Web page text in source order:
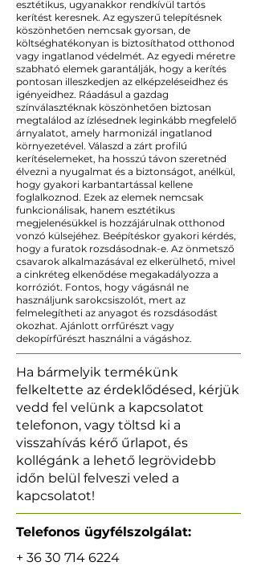
esztétikus, ugyanakkor rendkívül tartós
kerítést keresnek. Az egyszerű telepítésnek
köszönhetően nemcsak gyorsan, de
költséghatékonyan is biztosíthatod otthonod
vagy ingatlanod védelmét. Az egyedi méretre
szabható elemek garantálják, hogy a kerítés
pontosan illeszkedjen az elképzeléseidhez és
igényeidhez. Ráadásul a gazdag
színválasztéknak köszönhetően biztosan
megtalálod az ízlésednek leginkább megfelelő
árnyalatot, amely harmonizál ingatlanod
környezetével. Válaszd a zárt profilú
kerítéselemeket, ha hosszú távon szeretnéd
élvezni a nyugalmat és a biztonságot, anélkül,
hogy gyakori karbantartással kellene
foglalkoznod. Ezek az elemek nemcsak
funkcionálisak, hanem esztétikus
megjelenésükkel is hozzájárulnak otthonod
vonzó külsejéhez. Beépítéskor gyakori kérdés,
hogy a furatok rozsdásodnak-e. Az önmetsző
csavarok alkalmazásával ez elkerülhető, mivel
a cinkréteg elkenődése megakadályozza a
korróziót. Fontos, hogy vágásnál ne
használjunk sarokcsiszolót, mert az
felmelegítheti az anyagot és rozsdásodást
okozhat. Ajánlott orrfűrészt vagy
dekopírfűrészt használni a vágáshoz.
Ha bármelyik termékünk
felkeltette az érdeklődésed, kérjük
vedd fel velünk a kapcsolatot
telefonon, vagy töltsd ki a
visszahívás kérő űrlapot, és
kollégánk a lehető legrövidebb
időn belül felveszi veled a
kapcsolatot!
Telefonos ügyfélszolgálat:
+ 36 30 714 6224